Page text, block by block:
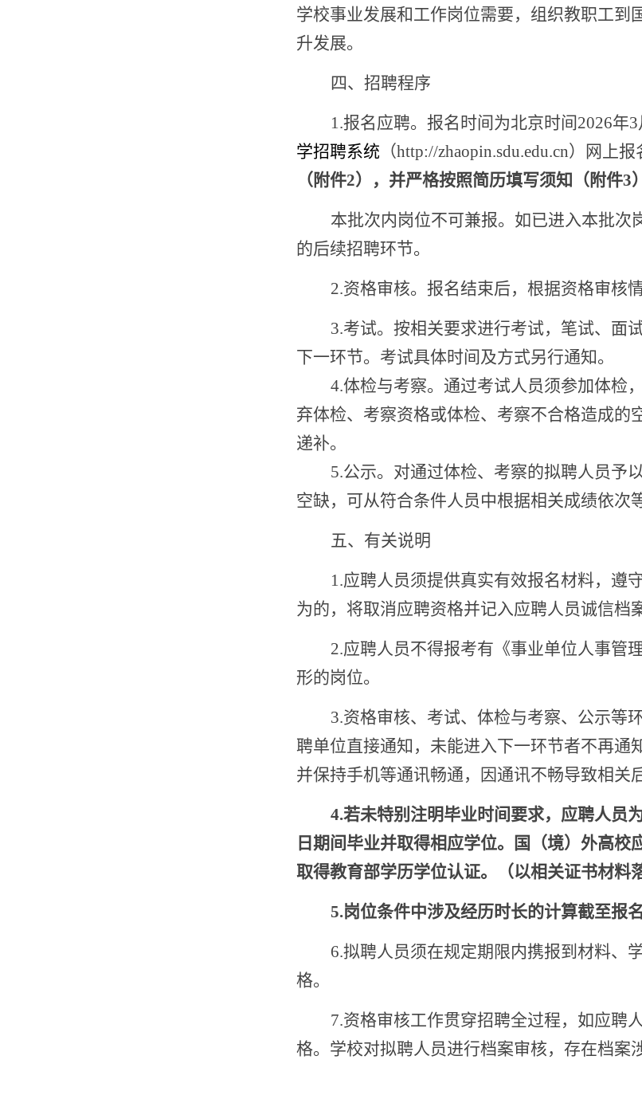
学校事业发展和工作岗位需要，组织教职工到
升发展。
四、招聘程序
1.报名应聘。报名时间为北京时间2026年3
学招聘系统 （http://zhaopin.sdu.edu.cn）网上报
（附件2），并严格按照简历填写须知（附件3
本批次内岗位不可兼报。 如已进入本批次
的后续招聘环节。
2.资格审核。报名结束后，根据资格审核
3.考试。 按相关要求进行考试，笔试、面
下一环节。考试具体时间及方式另行通知。
4.体检与考察。 通过考试人员须参加体检，
弃体检、考察资格或体检、考察不合格造成
递补。
5.公示。 对通过体检、考察的拟聘人员予
空缺，可从符合条件人员中根据相关成绩依次
五、有关说明
1.应聘人员须提供真实有效报名材料，遵
为的，将取消应聘资格并记入应聘人员诚信档
2.应聘人员不得报考有《事业单位人事管
形的岗位。
3.资格审核、考试、体检与考察、公示等
聘单位直接通知， 未能进入下一环节者不再通
并保持手机等通讯畅通，因通讯不畅导致相关
4.若未特别注明毕业时间要求，应聘人员
日期间毕业并取得相应学位。国（境）外高校
取得教育部学历学位认证。（以相关证书材料
5.岗位条件中涉及经历时长的计算截至报
6.拟聘人员须在规定期限内携报到材料、
格。
7.资格审核工作贯穿招聘全过程，如应聘
格。学校对拟聘人员进行档案审核，存在档案